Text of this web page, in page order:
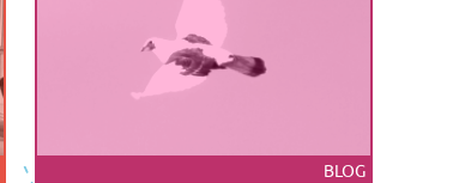
BLOG